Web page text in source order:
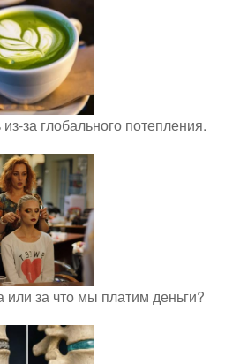
за глобального потепления.
или за что мы платим деньги?